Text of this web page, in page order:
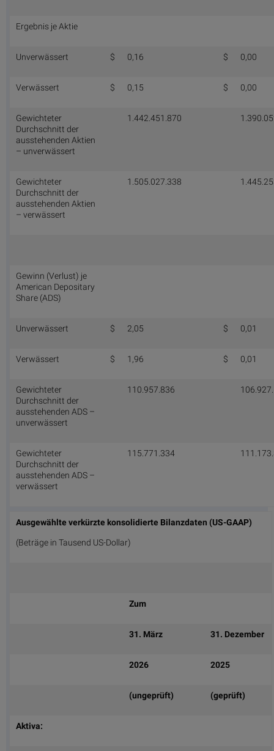
Ergebnis je Aktie
Unverwässert $ 0,16 $ 0,00
Verwässert $ 0,15 $ 0,00
Gewichteter
Durchschnitt der
ausstehenden Aktien
– unverwässert
1.442.451.870
Gewichteter
Durchschnitt der
ausstehenden Aktien
– verwässert
1.505.027.338
Gewinn (Verlust) je
American Depositary
Share (ADS)
Unverwässert $ 2,05 $ 0,01
Verwässert $ 1,96 $ 0,01
Gewichteter
Durchschnitt der
ausstehenden ADS –
unverwässert
110.957.836
Gewichteter
Durchschnitt der
ausstehenden ADS –
verwässert
115.771.334
Ausgewählte verkürzte konsolidierte Bilanzdaten (US-GAAP)
(Beträge in Tausend US-Dollar)
Zum
31. März 31. Dezember
2026 2025
(ungeprüft) (geprüft)
Aktiva: